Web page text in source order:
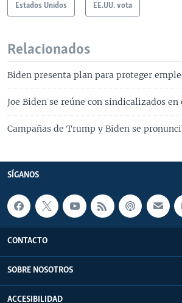
Estados Unidos EE.UU. vota
Relacionados
Biden presenta plan para proteger
Joe Biden se reúne con sindicalizados
Campañas de Trump y Biden se
SÍGANOS
CONTACTO
SOBRE NOSOTROS
ACCESIBILIDAD